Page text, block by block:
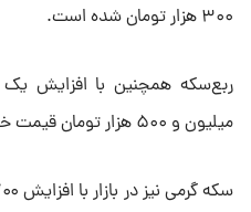
۳۰۰ هزار تومان شده است.
میلیون و ۵۰۰ هزار تومان قیمت خورد.